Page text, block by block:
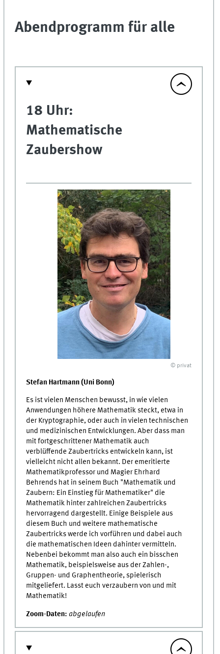
Abendprogramm für alle
18 Uhr:
Mathematische
Zaubershow
© privat
Stefan Hartmann (Uni Bonn)
Es ist vielen Menschen bewusst, in wie vielen
Anwendungen höhere Mathematik steckt, etwa in
der Kryptographie, oder auch in vielen technischen
und medizinischen Entwicklungen. Aber dass man
mit fortgeschrittener Mathematik auch
verblüffende Zaubertricks entwickeln kann, ist
vielleicht nicht allen bekannt. Der emeritierte
Mathematikprofessor und Magier Ehrhard
Behrends hat in seinem Buch "Mathematik und
Zaubern: Ein Einstieg für Mathematiker" die
Mathematik hinter zahlreichen Zaubertricks
hervorragend dargestellt. Einige Beispiele aus
diesem Buch und weitere mathematische
Zaubertricks werde ich vorführen und dabei auch
die mathematischen Ideen dahinter vermitteln.
Nebenbei bekommt man also auch ein bisschen
Mathematik, beispielsweise aus der Zahlen-,
Gruppen- und Graphentheorie, spielerisch
mitgeliefert. Lasst euch verzaubern von und mit
Mathematik!
Zoom-Daten: abgelaufen